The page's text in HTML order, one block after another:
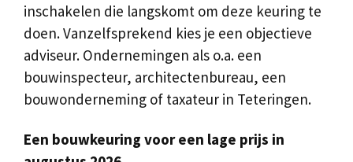
inschakelen die langskomt om deze keuring te
doen. Vanzelfsprekend kies je een objectieve
adviseur. Ondernemingen als o.a. een
bouwinspecteur, architectenbureau, een
bouwonderneming of taxateur in Teteringen.
Een bouwkeuring voor een lage prijs in